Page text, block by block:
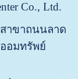
Co., Ltd.
าขาถนนลาด
กออมทรัพย์